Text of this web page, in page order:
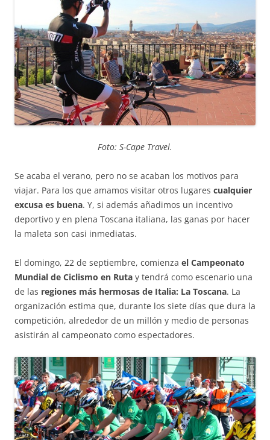
Foto: S-Cape Travel.
Se acaba el verano, pero no se acaban los motivos para
viajar. Para los que amamos visitar otros lugares cualquier
excusa es buena. Y, si además añadimos un incentivo
deportivo y en plena Toscana italiana, las ganas por hacer
la maleta son casi inmediatas.
El domingo, 22 de septiembre, comienza el Campeonato
Mundial de Ciclismo en Ruta y tendrá como escenario una
de las regiones más hermosas de Italia: La Toscana. La
organización estima que, durante los siete días que dura la
competición, alrededor de un millón y medio de personas
asistirán al campeonato como espectadores.